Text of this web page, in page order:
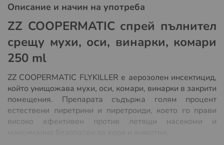
Описание и начин на употреба
ZZ COOPERMATIC спрей пълнител
срещу мухи, оси, винарки, комари
250 ml
ZZ COOPERMATIC FLYKILLER е аерозолен инсектицид,
който унищожава мухи, оси, комари, винарки в закрити
помещения. Препарата съдържа голям процент
естествени пиретрини и пиретроиди, което го прави
високо ефективен против летящи насекоми и